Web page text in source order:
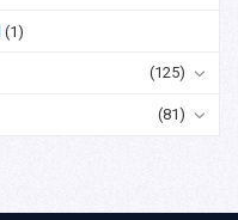
(1)
(125)
(81)